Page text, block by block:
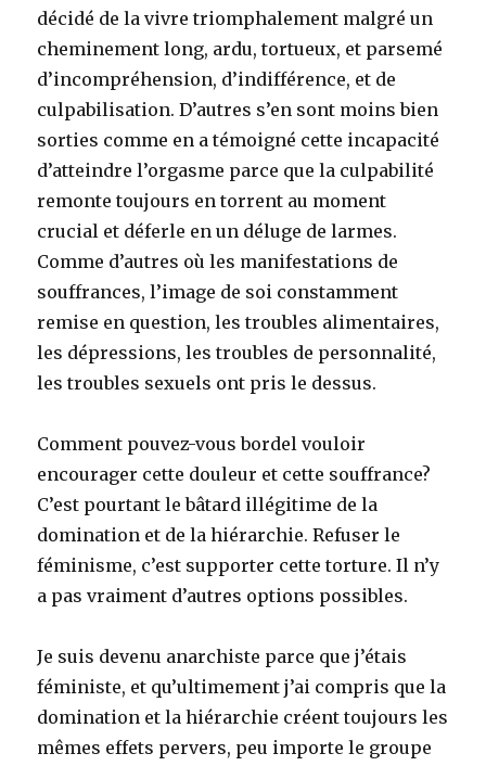
décidé de la vivre triomphalement malgré un
cheminement long, ardu, tortueux, et parsemé
d’incompréhension, d’indifférence, et de
culpabilisation. D’autres s’en sont moins bien
sorties comme en a témoigné cette incapacité
d’atteindre l’orgasme parce que la culpabilité
remonte toujours en torrent au moment
crucial et déferle en un déluge de larmes.
Comme d’autres où les manifestations de
souffrances, l’image de soi constamment
remise en question, les troubles alimentaires,
les dépressions, les troubles de personnalité,
les troubles sexuels ont pris le dessus.
Comment pouvez-vous bordel vouloir
encourager cette douleur et cette souffrance?
C’est pourtant le bâtard illégitime de la
domination et de la hiérarchie. Refuser le
féminisme, c’est supporter cette torture. Il n’y
a pas vraiment d’autres options possibles.
Je suis devenu anarchiste parce que j’étais
féministe, et qu’ultimement j’ai compris que la
domination et la hiérarchie créent toujours les
mêmes effets pervers, peu importe le groupe